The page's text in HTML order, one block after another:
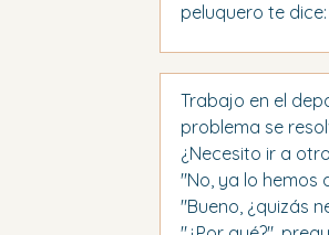
peluquero te
Trabajo en el
problema se
¿Necesito ir a
"No, ya lo hemos
"Bueno, ¿quizás